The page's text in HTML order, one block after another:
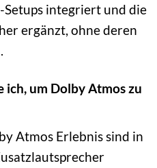
integriert und die
ergänzt, ohne deren
ich, um Dolby Atmos zu
Atmos Erlebnis sind in